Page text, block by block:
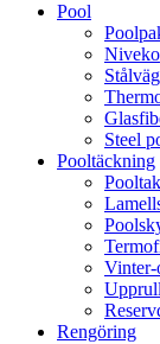
Pool
Niveko
Steel
Pooltäckning
Pooltak
Vinter-
Rengöring